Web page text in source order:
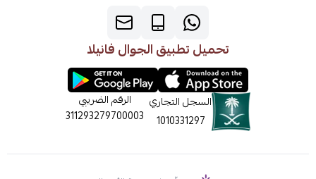
تحميل تطبيق الجوال فانيلا
السجل التجاري
1010331297
الرقم الضريبي
311293279700003